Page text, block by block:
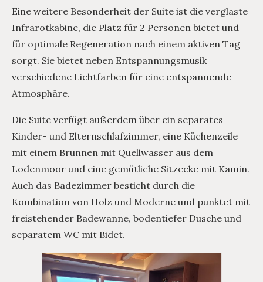
Eine weitere Besonderheit der Suite ist die verglaste
Infrarotkabine, die Platz für 2 Personen bietet und
für optimale Regeneration nach einem aktiven Tag
sorgt. Sie bietet neben Entspannungsmusik
verschiedene Lichtfarben für eine entspannende
Atmosphäre.
Die Suite verfügt außerdem über ein separates
Kinder- und Elternschlafzimmer, eine Küchenzeile
mit einem Brunnen mit Quellwasser aus dem
Lodenmoor und eine gemütliche Sitzecke mit Kamin.
Auch das Badezimmer besticht durch die
Kombination von Holz und Moderne und punktet mit
freistehender Badewanne, bodentiefer Dusche und
separatem WC mit Bidet.